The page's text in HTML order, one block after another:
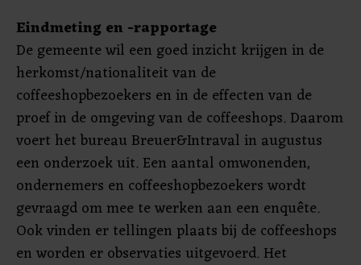
Eindmeting en -rapportage
De gemeente wil een goed inzicht krijgen in de
herkomst/nationaliteit van de
coffeeshopbezoekers en in de effecten van de
proef in de omgeving van de coffeeshops. Daarom
voert het bureau Breuer&Intraval in augustus
een onderzoek uit. Een aantal omwonenden,
ondernemers en coffeeshopbezoekers wordt
gevraagd om mee te werken aan een enquête.
Ook vinden er tellingen plaats bij de coffeeshops
en worden er observaties uitgevoerd. Het